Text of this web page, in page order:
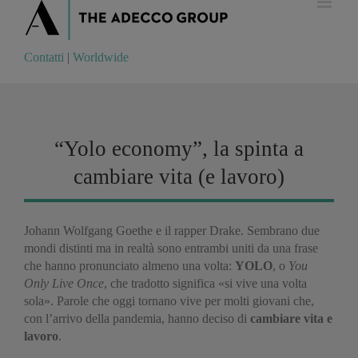
Contatti Worldwide
Contatti | Worldwide
“Yolo economy”, la spinta a
cambiare vita (e lavoro)
Johann Wolfgang Goethe e il rapper Drake. Sembrano due
mondi distinti ma in realtà sono entrambi uniti da una frase
che hanno pronunciato almeno una volta: YOLO, o You
Only Live Once, che tradotto significa «si vive una volta
sola». Parole che oggi tornano vive per molti giovani che,
con l’arrivo della pandemia, hanno deciso di cambiare vita e
lavoro.